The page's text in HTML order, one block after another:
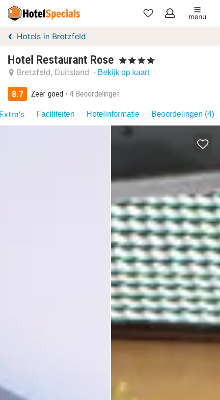
Mijn
menu
Hotels in Bretzfeld
Hotel Restaurant Rose , 4 Sterren
Bretzfeld Duitsland - Bekijk op kaart
8.7 Zeer goed 4 Beoordelingen
Faciliteiten Hotelinformatie Beoordelingen (4)